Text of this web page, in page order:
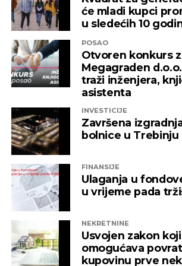
je dopredsjednik
Vjekoslav Vuković, navodi se u
Od Ljubuškog i Čitluka u zapadnoj
preko Mostara, Čapljine i Stoca u
pa sve do Trebinja na jugoistoku,
Vinske ceste Hercegovine stekli su
blatine, vranca i trnjaka.
Vinarije su tek najvidljiviji dio Vinske
Hercegovine, ali ona uključuje i
atrakcije, bogato kulturno naslijeđe,
ponudu i jedinstvenu kulturu
swot.ba
će mladi kupci
u sledećih 10
POSAO
Otvoren konkurs
Megagraden
traži inženjera,
asistenta
INVESTICIJE
Završena
bolnice u Trebinju
FINANSIJE
Ulaganja u
u vrijeme pada
NEKRETNINE
Usvojen zakon
omogućava
kupovinu prve